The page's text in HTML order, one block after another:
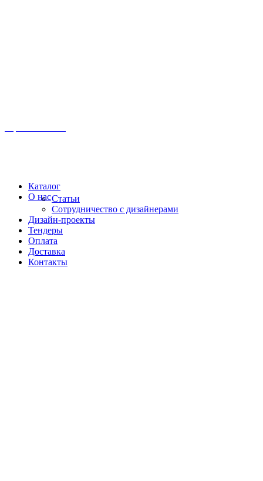
Каталог
О насСтатьи
Сотрудничество с дизайнерами
Дизайн-проекты
Тендеры
Оплата
Доставка
Контакты